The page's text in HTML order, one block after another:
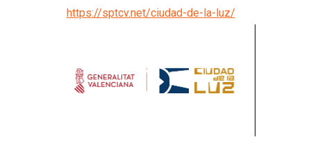
https://sptcv.net/ciudad-de-la-luz/